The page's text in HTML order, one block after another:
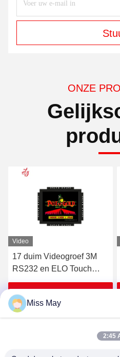
ONZE
Videogroef 3M
en ELO Touch
Monitors For-de
van het
voor
Krijg Beste Prijs
22
duim
van
Miss May
2:45